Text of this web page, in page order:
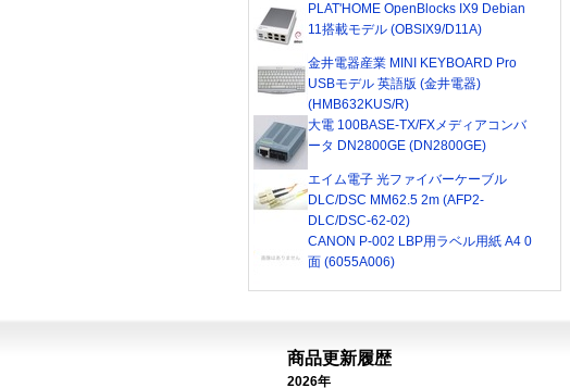
PLAT'HOME OpenBlocks IX9 Debian
11搭載モデル (OBSIX9/D11A)
金井電器産業 MINI KEYBOARD Pro
USBモデル 英語版 (金井電器)
(HMB632KUS/R)
大電 100BASE-TX/FXメディアコンバ
ータ DN2800GE (DN2800GE)
エイム電子 光ファイバーケーブル
DLC/DSC MM62.5 2m (AFP2-
DLC/DSC-62-02)
CANON P-002 LBP用ラベル用紙 A4 0
面 (6055A006)
商品更新履歴
2026年